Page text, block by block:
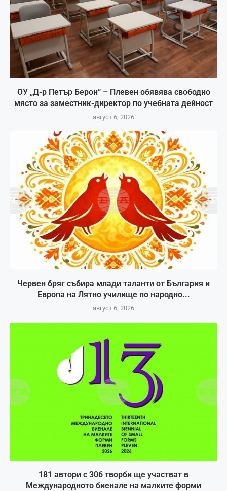
ОУ „Д-р Петър Берон“ – Плевен обявява свободно
място за заместник-директор по учебната дейност
август 6, 2026
Червен бряг събира млади таланти от България и
Европа на Лятно училище по народно...
август 6, 2026
181 автори с 306 творби ще участват в
Международното биенале на малките форми